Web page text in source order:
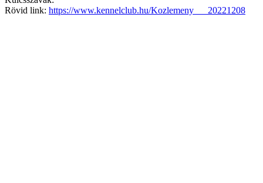
Rövid link: https://www.kennelclub.hu/Kozlemeny___20221208